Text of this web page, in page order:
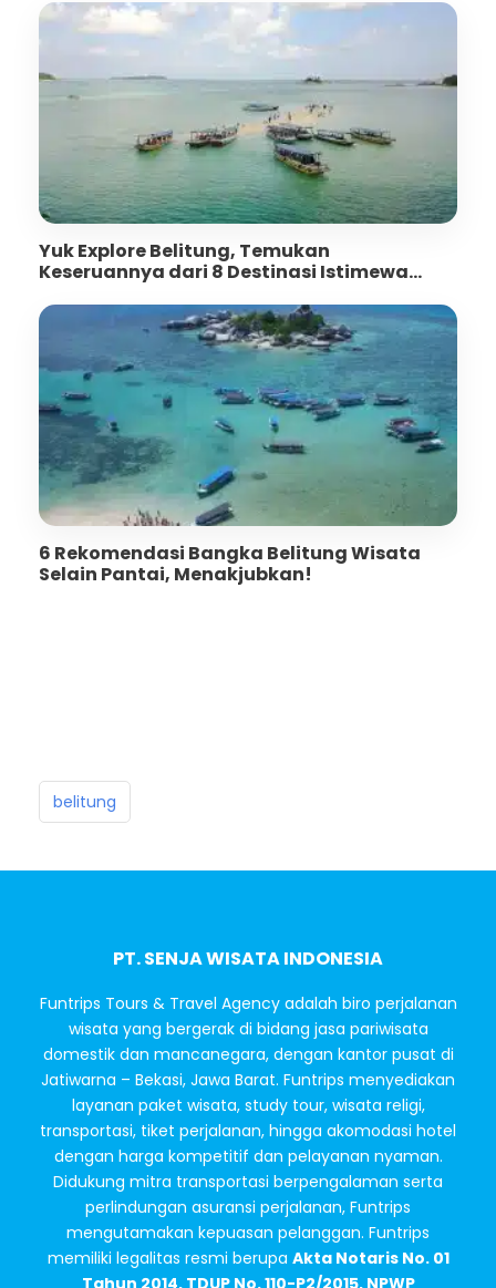
Yuk Explore Belitung, Temukan
Keseruannya dari 8 Destinasi Istimewa
6 Rekomendasi Bangka Belitung Wisata
Selain Pantai, Menakjubkan!
belitung
PT. SENJA WISATA INDONESIA
Funtrips Tours & Travel Agency adalah biro perjalanan
wisata yang bergerak di bidang jasa pariwisata
domestik dan mancanegara, dengan kantor pusat di
Jatiwarna – Bekasi, Jawa Barat. Funtrips menyediakan
layanan paket wisata, study tour, wisata religi,
transportasi, tiket perjalanan, hingga akomodasi hotel
dengan harga kompetitif dan pelayanan nyaman.
Didukung mitra transportasi berpengalaman serta
perlindungan asuransi perjalanan, Funtrips
mengutamakan kepuasan pelanggan. Funtrips
memiliki legalitas resmi berupa Akta Notaris No. 01
Tahun 2014, TDUP No. 110-P2/2015, NPWP